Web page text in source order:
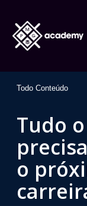
Todo Conteúdo
Tudo
o